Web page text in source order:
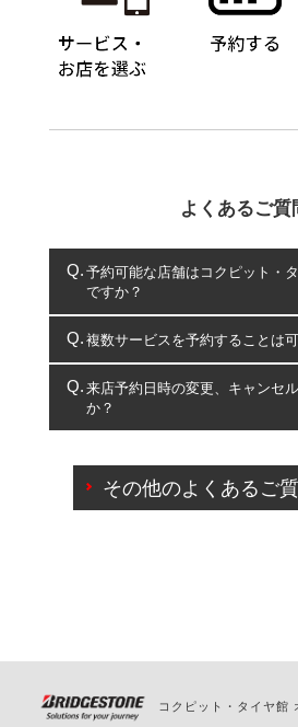
よくあるご質
予約可能な店舗はコクピット・
ですか？
コクピット・タイヤ館のみとな
複数サービスを予約することは
複数サービスのご予約は可能で
一部の商品・サービスの組み合わせ
出来ないものもございます。
来店予約日時の変更、キャンセ
か？
ご来店予約日の3営業日前を過ぎ
の日時変更につきましては、直
その他のよくあるご
コクピット・タイヤ館